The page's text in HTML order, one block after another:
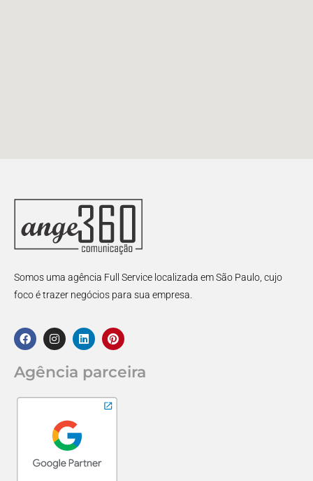
Somos uma agência Full Service localizada em São Paulo, cujo
foco é trazer negócios para sua empresa.
Agência parceira